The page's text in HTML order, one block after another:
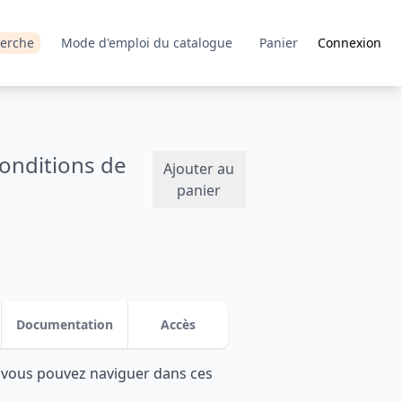
Mode d'emploi du catalogue Panier Connexion
de
Ajouter au
panier
Documentation Accès
pouvez naviguer dans ces